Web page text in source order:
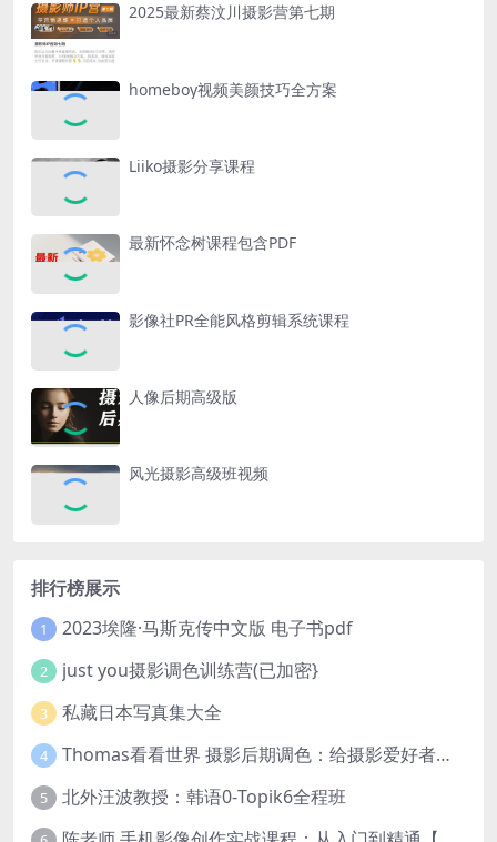
2025最新蔡汶川摄影营第七期
homeboy视频美颜技巧全方案
Liiko摄影分享课程
最新怀念树课程包含PDF
影像社PR全能风格剪辑系统课程
人像后期高级版
风光摄影高级班视频
排行榜展示
1 2023埃隆·马斯克传中文版 电子书pdf
2 just you摄影调色训练营(已加密}
3 私藏日本写真集大全
4 Thomas看看世界 摄影后期调色：给摄影爱好者的色彩课 网盘下载
5 北外汪波教授：韩语0-Topik6全程班